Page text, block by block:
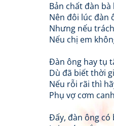
Bản chất đàn
Nên đôi lúc đàn
Nhưng nếu
Nếu chị em
Đàn ông hay tụ
Dù đã biết thời
Nếu rỗi rãi thì
Phụ vợ cơm
Đấy, đàn ông có